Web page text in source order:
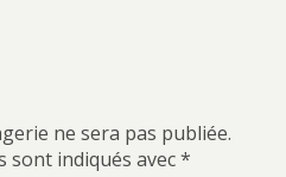
ne sera pas publiée.
sont indiqués avec*